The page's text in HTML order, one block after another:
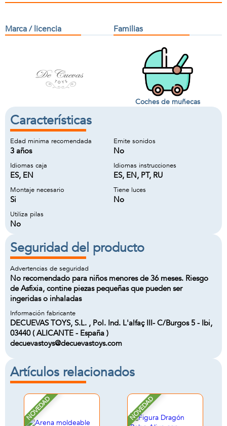
Marca / licencia Familias
Coches de muñecas
Características
Edad minima recomendada
3 años
Emite sonidos
No
Idiomas caja
ES, EN
Idiomas instrucciones
ES, EN, PT, RU
Montaje necesario
Si
Tiene luces
No
Utiliza pilas
No
Seguridad del producto
Advertencias de seguridad
No recomendado para niños menores de 36 meses. Riesgo
de Asfixia, contine piezas pequeñas que pueden ser
ingeridas o inhaladas
Información fabricante
DECUEVAS TOYS, S.L. , Pol. Ind. L'alfaç III- C/Burgos 5 - Ibi,
03440 ( ALICANTE - España )
decuevastoys@decuevastoys.com
Artículos relacionados
NOVEDAD NOVEDAD